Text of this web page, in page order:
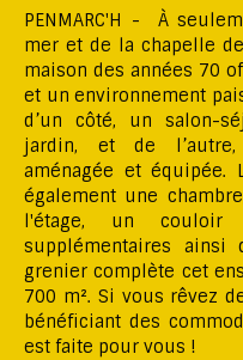
PENMARC'H - À
mer et de la chapelle
maison des années 70
et un environnement
d’un côté, un salon-
jardin, et de l’autre,
aménagée et équipée.
également une
l'étage, un couloir
supplémentaires ainsi
grenier complète cet
700 m². Si vous rêvez
bénéficiant des
est faite pour vous !